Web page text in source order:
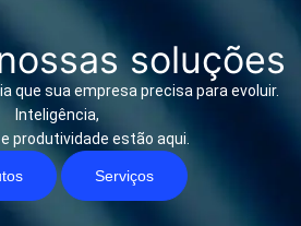
soluções
que sua empresa precisa para evoluir.
Inteligência,
produtividade estão aqui.
Serviços